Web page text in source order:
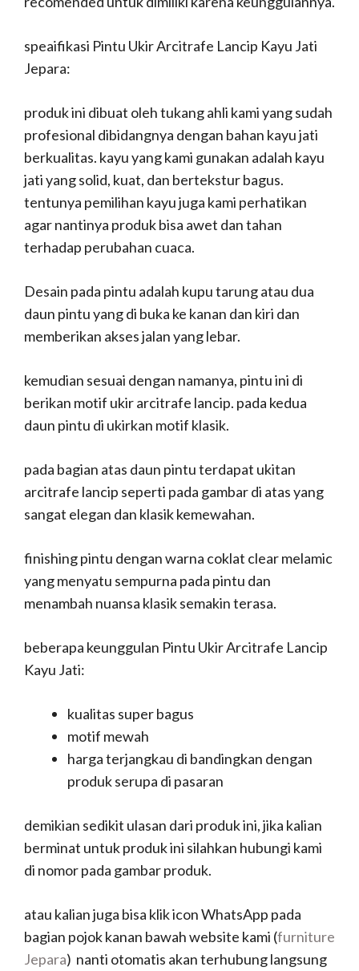
speaifikasi Pintu Ukir Arcitrafe Lancip Kayu Jati
Jepara:
produk ini dibuat oleh tukang ahli kami yang sudah
profesional dibidangnya dengan bahan kayu jati
berkualitas. kayu yang kami gunakan adalah kayu
jati yang solid, kuat, dan bertekstur bagus.
tentunya pemilihan kayu juga kami perhatikan
agar nantinya produk bisa awet dan tahan
terhadap perubahan cuaca.
Desain pada pintu adalah kupu tarung atau dua
daun pintu yang di buka ke kanan dan kiri dan
memberikan akses jalan yang lebar.
kemudian sesuai dengan namanya, pintu ini di
berikan motif ukir arcitrafe lancip. pada kedua
daun pintu di ukirkan motif klasik.
pada bagian atas daun pintu terdapat ukitan
arcitrafe lancip seperti pada gambar di atas yang
sangat elegan dan klasik kemewahan.
finishing pintu dengan warna coklat clear melamic
yang menyatu sempurna pada pintu dan
menambah nuansa klasik semakin terasa.
beberapa keunggulan Pintu Ukir Arcitrafe Lancip
Kayu Jati:
kualitas super bagus
motif mewah
harga terjangkau di bandingkan dengan
produk serupa di pasaran
demikian sedikit ulasan dari produk ini, jika kalian
berminat untuk produk ini silahkan hubungi kami
di nomor pada gambar produk.
atau kalian juga bisa klik icon WhatsApp pada
bagian pojok kanan bawah website kami (furniture
Jepara) nanti otomatis akan terhubung langsung